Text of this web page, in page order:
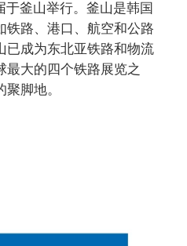
釜山举行。釜山是韩国
铁路、港口、航空和公路
已成为东北亚铁路和物流
最大的四个铁路展览之
脚地。